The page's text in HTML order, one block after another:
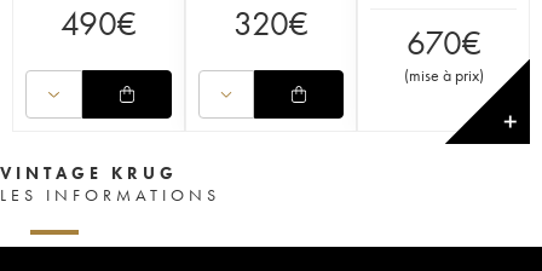
490€ 320€ 670€
(mise à prix)
✕
VINTAGE KRUG
LES INFORMATIONS